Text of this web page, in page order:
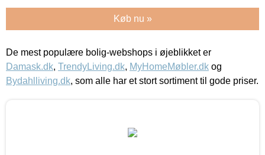
Køb nu »
De mest populære bolig-webshops i øjeblikket er
Damask.dk, TrendyLiving.dk, MyHomeMøbler.dk og
Bydahlliving.dk, som alle har et stort sortiment til gode priser.